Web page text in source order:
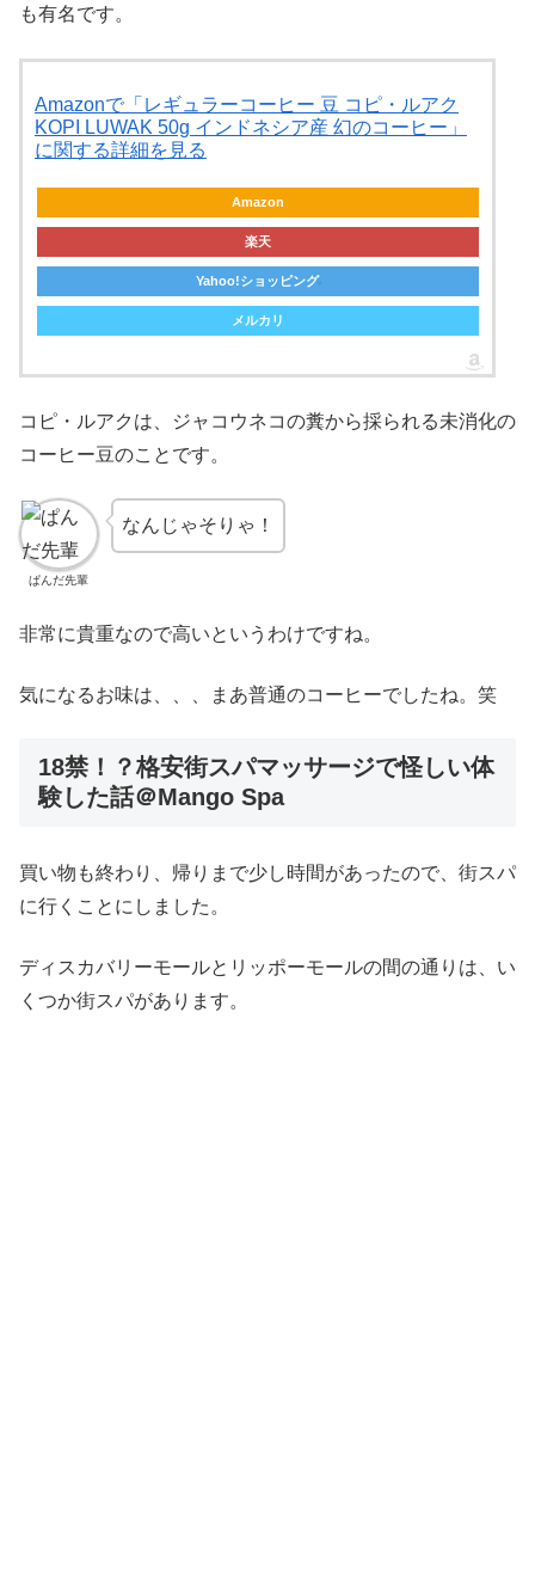
も有名です。
Amazonで「レギュラーコーヒー 豆 コピ・ルアク
KOPI LUWAK 50g インドネシア産 幻のコーヒー」
に関する詳細を見る
Amazon
楽天
Yahoo!ショッピング
メルカリ
コピ・ルアクは、ジャコウネコの糞から採られる未消化の
コーヒー豆のことです。
ぱんだ先輩
なんじゃそりゃ！
非常に貴重なので高いというわけですね。
気になるお味は、、、まあ普通のコーヒーでしたね。笑
18禁！？格安街スパマッサージで怪しい体
験した話＠Mango Spa
買い物も終わり、帰りまで少し時間があったので、街スパ
に行くことにしました。
ディスカバリーモールとリッポーモールの間の通りは、い
くつか街スパがあります。